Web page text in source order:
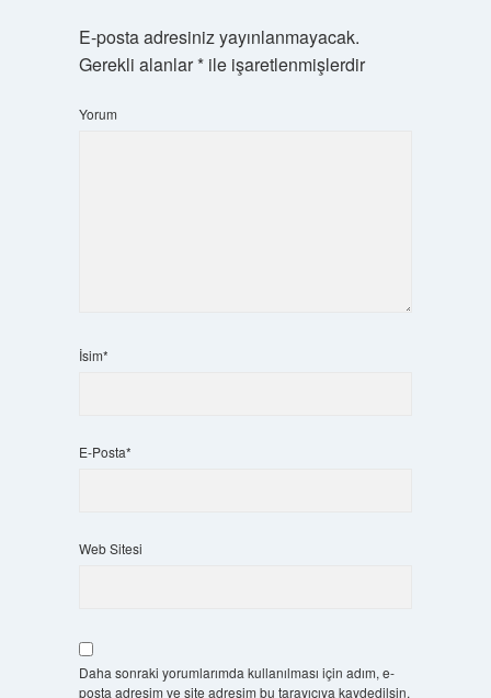
E-posta adresiniz yayınlanmayacak.
Gerekli alanlar*ile işaretlenmişlerdir
Yorum
İsim*
E-Posta*
Web Sitesi
Daha sonraki yorumlarımda kullanılması için adım, e-
posta adresim ve site adresim bu tarayıcıya kaydedilsin.